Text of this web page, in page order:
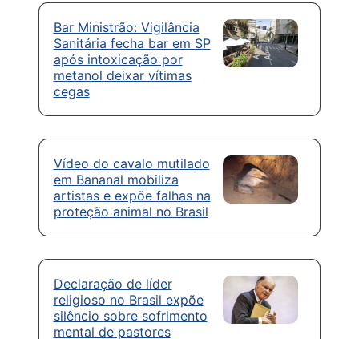
Bar Ministrão: Vigilância
Sanitária fecha bar em SP
após intoxicação por
metanol deixar vítimas
cegas
Vídeo do cavalo mutilado
em Bananal mobiliza
artistas e expõe falhas na
proteção animal no Brasil
Declaração de líder
religioso no Brasil expõe
silêncio sobre sofrimento
mental de pastores